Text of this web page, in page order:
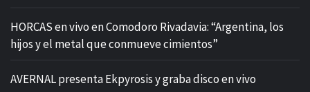
HORCAS en vivo en Comodoro Rivadavia: “Argentina, los
hijos y el metal que conmueve cimientos”
AVERNAL presenta Ekpyrosis y graba disco en vivo